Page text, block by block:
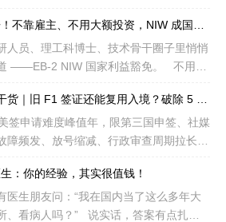
人员、理工科博士、技术骨干圈子里悄悄
2 NIW 国家利益豁免。 不用提
频发、放号缩减、行政审查周期拉长，
：你的经验，其实很值钱！
医生朋友问：“我在国内当了这么多年大
” 说实话，答案有点扎